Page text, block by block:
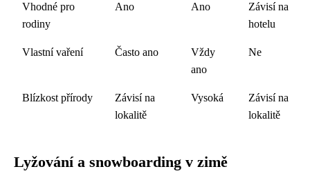
Vhodné pro
rodiny
Ano Ano
Závisí na
hotelu
Vlastní vaření Často ano
Vždy
ano
Ne
Blízkost přírody
Závisí na
lokalitě
Vysoká
Závisí na
lokalitě
Lyžování a snowboarding v zimě